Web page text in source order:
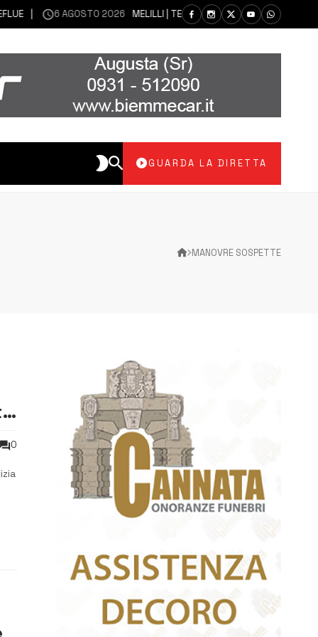
6 AGOSTO 2026 MELILLI | TERRAZZA D’ESTATE: LABORATORI
GUARDA LA DIRETTA
MANOVRE SOSPETTE
0